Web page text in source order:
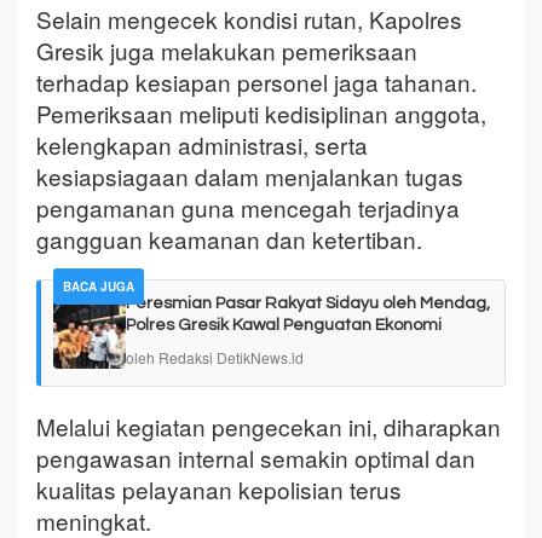
Selain mengecek kondisi rutan, Kapolres
Gresik juga melakukan pemeriksaan
terhadap kesiapan personel jaga tahanan.
Pemeriksaan meliputi kedisiplinan anggota,
kelengkapan administrasi, serta
kesiapsiagaan dalam menjalankan tugas
pengamanan guna mencegah terjadinya
gangguan keamanan dan ketertiban.
BACA JUGA
Peresmian Pasar Rakyat Sidayu oleh Mendag,
Polres Gresik Kawal Penguatan Ekonomi
oleh Redaksi DetikNews.id
Melalui kegiatan pengecekan ini, diharapkan
pengawasan internal semakin optimal dan
kualitas pelayanan kepolisian terus
meningkat.